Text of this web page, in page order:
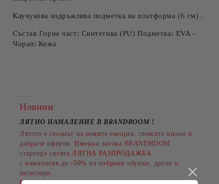
Каучукова издръжлива подметка на платформа (6 см) .
Състав Горна част: Синтетика (PU) Подметка: EVA -
Чорап: Кожа
Новини
ЛЯТНО НАМАЛЕНИЕ В BRANDROOM !
Лятото е сезонът на новите емоции, свежите визии и
добрите оферти. Именно затова BRANDROOM
стартира своята ЛЯТНА РАЗПРОДАЖБА
с намаления до -50% на избрани обувки, дрехи и
аксесоари.